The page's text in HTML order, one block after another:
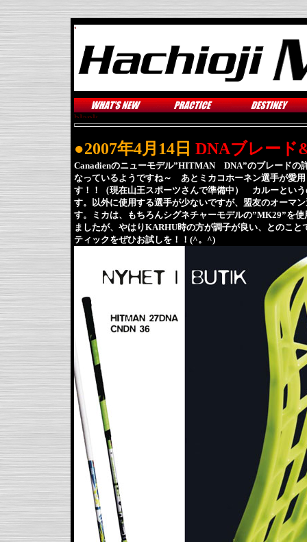
●2007年4月14日 DNAブレード
Canadienのニューモデル”HITMAN DNA”のブレードの
なっているようですね～ あとミカコホーネン選手が愛
す！！（現在山王スポーツさんで準備中） カルーとい
す。以外に使用する選手が少ないですが、盟友のオーマ
す。ミカは、もちろんシグネチャーモデルの”MK29”を
ましたが、やはりKARHU時の方が調子が良い、とのこ
ティックをぜひお試しを！！(^。^)